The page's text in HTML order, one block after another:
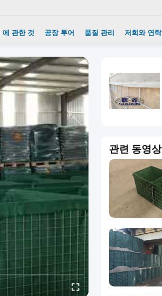
에 관한 것 공장 투어 품질 관리 저희와 연락
관련 동영상